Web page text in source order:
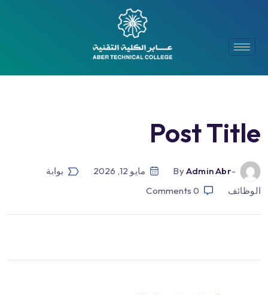
Post Title
-by
Admin Abr مايو 12, 2026
بوابة
الوظائف
0
Comments